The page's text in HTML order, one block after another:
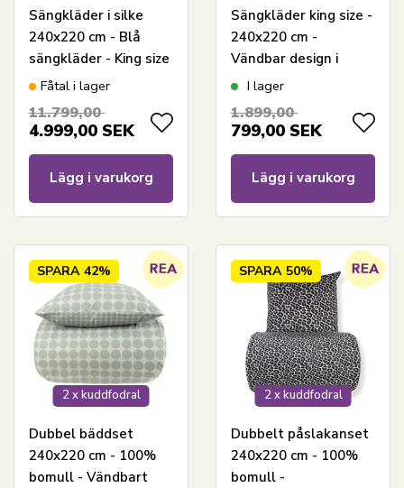
Sängkläder i silke
240x220 cm - Blå
sängkläder - King size
- 100% sängkläder i
Fåtal i lager
11.799,00
4.999,00 SEK
Lägg i varukorg
Sängkläder king size -
240x220 cm -
Vändbar design i
100% bomullssatin -
Bäddset från By Night
I lager
1.899,00
799,00 SEK
Lägg i varukorg
2 x kuddfodral
SPARA 42%
Dubbel bäddset
240x220 cm - 100%
bomull - Vändbart
2 x kuddfodral
SPARA 50%
Dubbelt påslakanset
240x220 cm - 100%
bomull -